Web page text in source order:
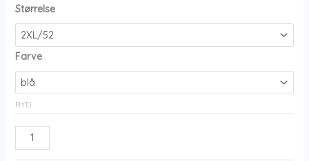
Størrelse
Farve
RYD
Pont
Neuf